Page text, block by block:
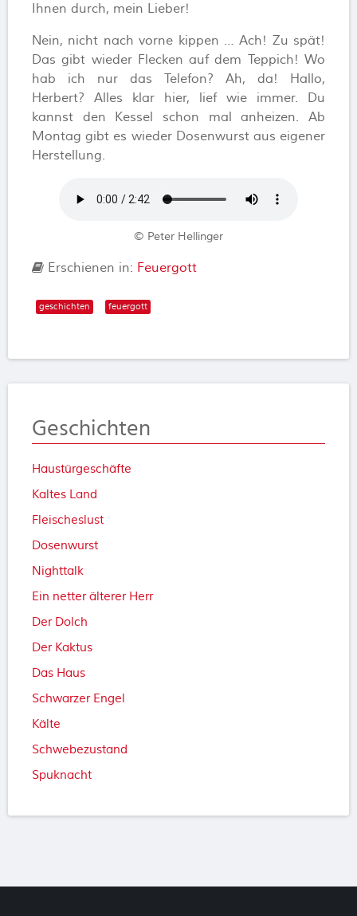
Ihnen durch, mein Lieber!
Nein, nicht nach vorne kippen … Ach! Zu spät!
Das gibt wieder Flecken auf dem Teppich! Wo
hab ich nur das Telefon? Ah, da! Hallo,
Herbert? Alles klar hier, lief wie immer. Du
kannst den Kessel schon mal anheizen. Ab
Montag gibt es wieder Dosenwurst aus eigener
Herstellung.
© Peter Hellinger
Erschienen in: Feuergott
geschichten feuergott
Geschichten
Haustürgeschäfte
Kaltes Land
Fleischeslust
Dosenwurst
Nighttalk
Ein netter älterer Herr
Der Dolch
Der Kaktus
Das Haus
Schwarzer Engel
Kälte
Schwebezustand
Spuknacht